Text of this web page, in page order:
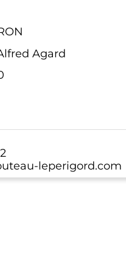
Agard
leperigord.com